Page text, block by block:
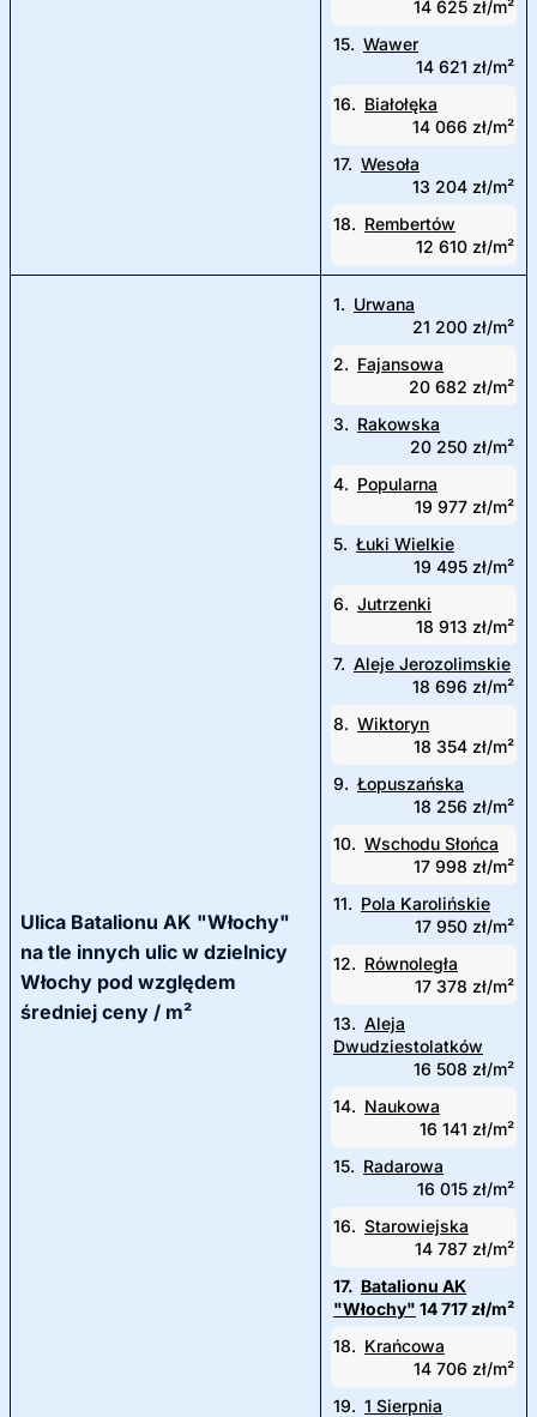
14 625 zł/m²
15. Wawer
14 621 zł/m²
16. Białołęka
14 066 zł/m²
17. Wesoła
13 204 zł/m²
18. Rembertów
12 610 zł/m²
Ulica Batalionu AK "Włochy"
na tle innych ulic w dzielnicy
Włochy pod względem
średniej ceny / m²
1. Urwana
21 200 zł/m²
2. Fajansowa
20 682 zł/m²
3. Rakowska
20 250 zł/m²
4. Popularna
19 977 zł/m²
5. Łuki Wielkie
19 495 zł/m²
6. Jutrzenki
18 913 zł/m²
7. Aleje Jerozolimskie
18 696 zł/m²
8. Wiktoryn
18 354 zł/m²
9. Łopuszańska
18 256 zł/m²
10. Wschodu Słońca
17 998 zł/m²
11. Pola Karolińskie
17 950 zł/m²
12. Równoległa
17 378 zł/m²
13. Aleja
Dwudziestolatków
16 508 zł/m²
14. Naukowa
16 141 zł/m²
15. Radarowa
16 015 zł/m²
16. Starowiejska
14 787 zł/m²
17. Batalionu AK
"Włochy" 14 717 zł/m²
18. Krańcowa
14 706 zł/m²
19. 1 Sierpnia